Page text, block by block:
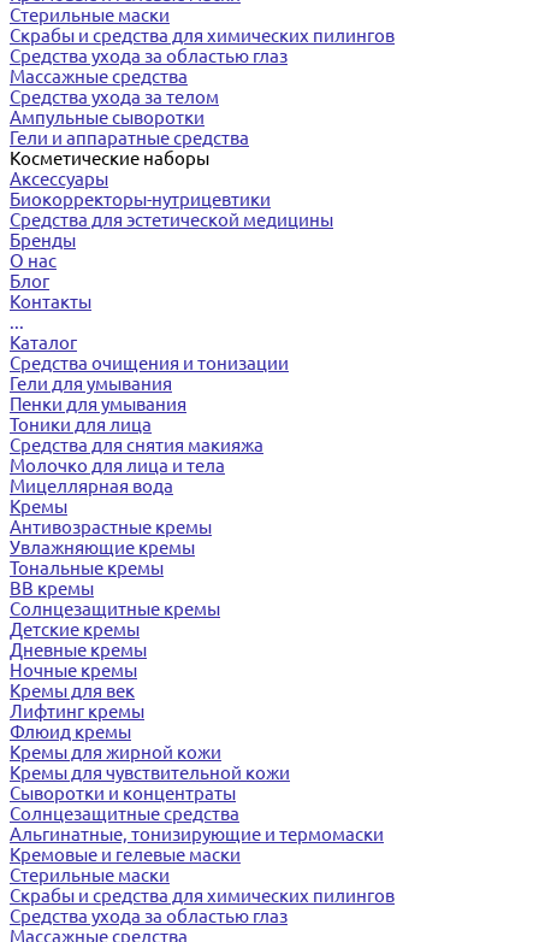
Стерильные маски
Скрабы и средства для химических пилингов
Средства ухода за областью глаз
Массажные средства
Средства ухода за телом
Ампульные сыворотки
Гели и аппаратные средства
Косметические наборы
Аксессуары
Биокорректоры-нутрицевтики
Средства для эстетической медицины
Бренды
О нас
Блог
Контакты
...
Каталог
Средства очищения и тонизации
Гели для умывания
Пенки для умывания
Тоники для лица
Средства для снятия макияжа
Молочко для лица и тела
Мицеллярная вода
Кремы
Антивозрастные кремы
Увлажняющие кремы
Тональные кремы
BB кремы
Солнцезащитные кремы
Детские кремы
Дневные кремы
Ночные кремы
Кремы для век
Лифтинг кремы
Флюид кремы
Кремы для жирной кожи
Кремы для чувствительной кожи
Сыворотки и концентраты
Солнцезащитные средства
Альгинатные, тонизирующие и термомаски
Кремовые и гелевые маски
Стерильные маски
Скрабы и средства для химических пилингов
Средства ухода за областью глаз
Массажные средства